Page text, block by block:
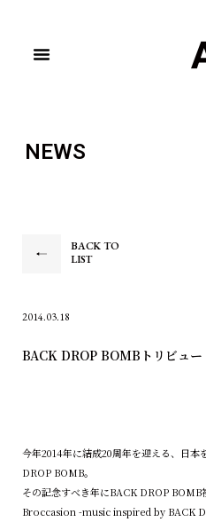
NEWS
BACK TO
LIST
2014.03.18
BACK DROP BOMBトリビュー
今年2014年に結成20周年を迎える、日
DROP BOMB。
その記念すべき年にBACK DROP
Broccasion -music inspired by BACK